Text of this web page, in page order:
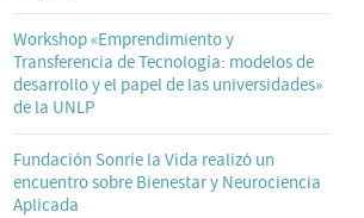
Workshop «Emprendimiento y
Transferencia de Tecnología: modelos de
desarrollo y el papel de las universidades»
de la UNLP
Fundación Sonríe la Vida realizó un
encuentro sobre Bienestar y Neurociencia
Aplicada